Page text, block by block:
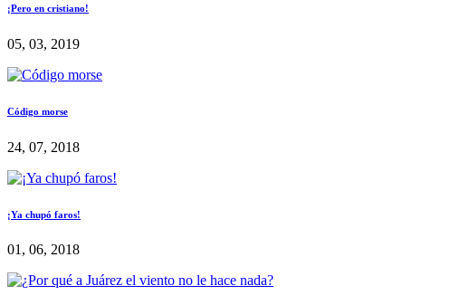
¡Pero en cristiano!
05, 03, 2019
Código morse
24, 07, 2018
¡Ya chupó faros!
01, 06, 2018